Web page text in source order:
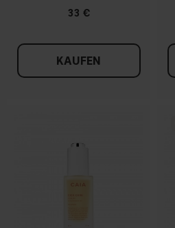
33 €
KAUFEN